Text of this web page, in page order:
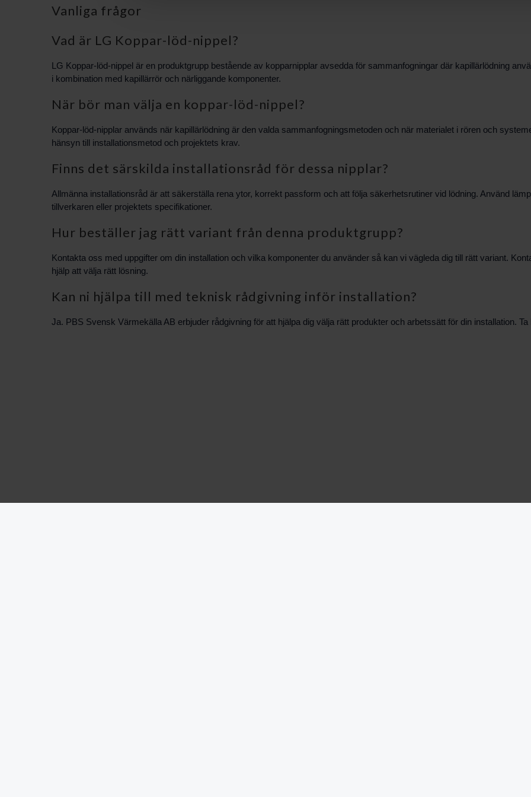
Vanliga frågor
Vad är LG Koppar-löd-nippel?
LG Koppar-löd-nippel är en produktgrupp bestående av kopparnipplar avsedda för sammanfogningar där kapillärlödning
i kombination med kapillärrör och närliggande komponenter.
När bör man välja en koppar-löd-nippel?
Koppar-löd-nipplar används när kapillärlödning är den valda sammanfogningsmetoden och när materialet i rören och
hänsyn till installationsmetod och projektets krav.
Finns det särskilda installationsråd för dessa nipplar?
Allmänna installationsråd är att säkerställa rena ytor, korrekt passform och att följa säkerhetsrutiner vid lödning. Använd
tillverkaren eller projektets specifikationer.
Hur beställer jag rätt variant från denna produktgrupp?
Kontakta oss med uppgifter om din installation och vilka komponenter du använder så kan vi vägleda dig till rätt variant.
hjälp att välja rätt lösning.
Kan ni hjälpa till med teknisk rådgivning inför installation?
Ja. PBS Svensk Värmekälla AB erbjuder rådgivning för att hjälpa dig välja rätt produkter och arbetssätt för din installation.